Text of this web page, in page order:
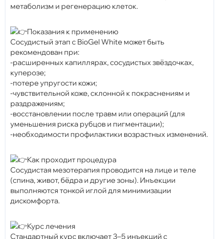
метаболизм и регенерацию клеток.
Показания к применению
Сосудистый этап с BioGel White может быть
рекомендован при:
-расширенных капиллярах, сосудистых звёздочках,
куперозе;
-потере упругости кожи;
-чувствительной коже, склонной к покраснениям и
раздражениям;
-восстановлении после травм или операций (для
уменьшения риска рубцов и пигментации);
-необходимости профилактики возрастных изменений.
Как проходит процедура
Сосудистая мезотерапия проводится на лице и теле
(спина, живот, бёдра и другие зоны). Инъекции
выполняются тонкой иглой для минимизации
дискомфорта.
Курс лечения
Стандартный курс включает 3–5 инъекций с